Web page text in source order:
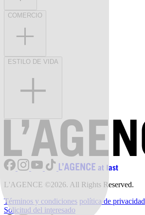
COMERCIO
ESTILO DE VIDA
L'AGENCE ©2026. All Rights Reserved.
Términos y condiciones política de privacidad
Solicitud del interesado